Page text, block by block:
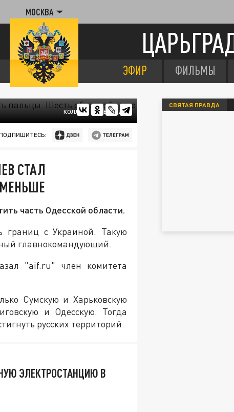
МОСКВА
ЭФИР ФИЛЬМЫ
КОЛЛАЖ ЦАРЬГРАДА
СТАЛ
часть Одесской области.
границ с Украиной. Такую
главнокомандующий.
"aif.ru" член комитета
Сумскую и Харьковскую
и Одесскую. Тогда
русских территорий.
ЭЛЕКТРОСТАНЦИЮ В
СВЯТАЯ ПРАВДА